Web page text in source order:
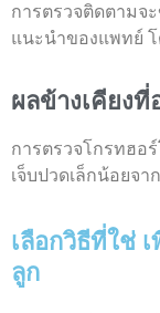
การตรวจติดตามจ
แนะนำของแพทย์ โ
ผลข้างเคียงที่
การตรวจโกรทฮอ
เจ็บปวดเล็กน้อยจา
เลือกวิธีที่ใช่
ลูก